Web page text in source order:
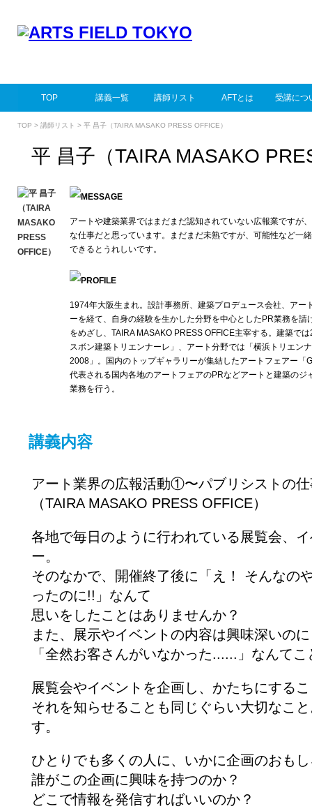
TOP 講義一覧 講師リスト AFTとは 受講につ
TOP > 講師リスト > 平 昌子（TAIRA MASAKO PRESS OFFICE）
平 昌子（TAIRA MASAKO
アートや建築業界ではまだまだ認知されていない広報業ですが
な仕事だと思っています。まだまだ未熟ですが、可能性など一
できるとうれしいです。
1974年大阪生まれ。設計事務所、建築プロデュース会社、アー
ーを経て、自身の経験を生かした分野を中心としたPR業務を請
をめざし、TAIRA MASAKO PRESS OFFICE主宰する。建築で
スボン建築トリエンナーレ」、アート分野では「横浜トリエン
2008」。国内のトップギャラリーが集結したアートフェアー「
代表される国内各地のアートフェアのPRなどアートと建築のジ
業務を行う。
講義内容
アート業界の広報活動①〜パブリシストの
（TAIRA MASAKO PRESS OFFICE）
各地で毎日のように行われている展覧会、
ー。
そのなかで、開催終了後に「え！ そんなの
ったのに!!」なんて
思いをしたことはありませんか？
また、展示やイベントの内容は興味深いのに
「全然お客さんがいなかった......」なんて
展覧会やイベントを企画し、かたちにする
それを知らせることも同じぐらい大切なこ
す。
ひとりでも多くの人に、いかに企画のおも
誰がこの企画に興味を持つのか？
どこで情報を発信すればいいのか？